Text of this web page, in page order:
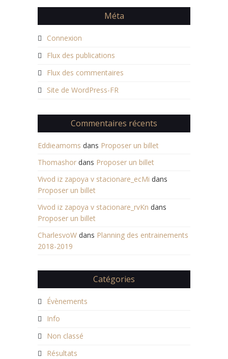
Méta
Connexion
Flux des publications
Flux des commentaires
Site de WordPress-FR
Commentaires récents
Eddieamoms dans Proposer un billet
Thomashor dans Proposer un billet
Vivod iz zapoya v stacionare_ecMi dans
Proposer un billet
Vivod iz zapoya v stacionare_rvKn dans
Proposer un billet
CharlesvoW dans Planning des entrainements
2018-2019
Catégories
Évènements
Info
Non classé
Résultats